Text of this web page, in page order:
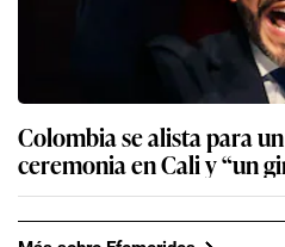
Colombia se alista para
ceremonia en Cali y “un